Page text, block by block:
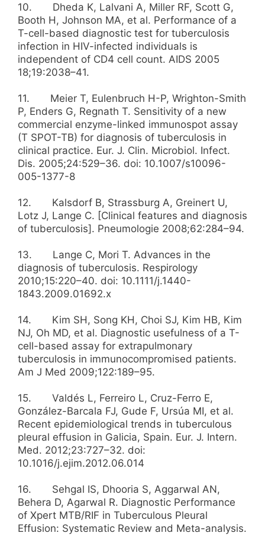
10. Dheda K, Lalvani A, Miller RF, Scott G,
Booth H, Johnson MA, et al. Performance of a
T-cell-based diagnostic test for tuberculosis
infection in HIV-infected individuals is
independent of CD4 cell count. AIDS 2005
18;19:2038–41.
11. Meier T, Eulenbruch H-P, Wrighton-Smith
P, Enders G, Regnath T. Sensitivity of a new
commercial enzyme-linked immunospot assay
(T SPOT-TB) for diagnosis of tuberculosis in
clinical practice. Eur. J. Clin. Microbiol. Infect.
Dis. 2005;24:529–36. doi: 10.1007/s10096-
005-1377-8
12. Kalsdorf B, Strassburg A, Greinert U,
Lotz J, Lange C. [Clinical features and diagnosis
of tuberculosis]. Pneumologie 2008;62:284–94.
13. Lange C, Mori T. Advances in the
diagnosis of tuberculosis. Respirology
2010;15:220–40. doi: 10.1111/j.1440-
1843.2009.01692.x
14. Kim SH, Song KH, Choi SJ, Kim HB, Kim
NJ, Oh MD, et al. Diagnostic usefulness of a T-
cell-based assay for extrapulmonary
tuberculosis in immunocompromised patients.
Am J Med 2009;122:189–95.
15. Valdés L, Ferreiro L, Cruz-Ferro E,
González-Barcala FJ, Gude F, Ursúa MI, et al.
Recent epidemiological trends in tuberculous
pleural effusion in Galicia, Spain. Eur. J. Intern.
Med. 2012;23:727–32. doi:
10.1016/j.ejim.2012.06.014
16. Sehgal IS, Dhooria S, Aggarwal AN,
Behera D, Agarwal R. Diagnostic Performance
of Xpert MTB/RIF in Tuberculous Pleural
Effusion: Systematic Review and Meta-analysis.